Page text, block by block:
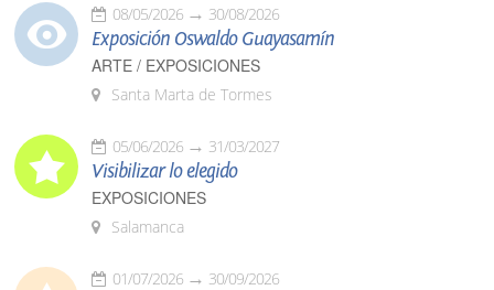
08/05/2026 30/08/2026
Exposición Oswaldo Guayasamín
ARTE / EXPOSICIONES
Santa Marta de Tormes
05/06/2026 31/03/2027
Visibilizar lo elegido
EXPOSICIONES
Salamanca
01/07/2026 30/09/2026